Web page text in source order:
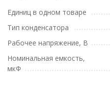
Единиц в одном товаре
Тип конденсатора
Рабочее напряжение, В
Номинальная емкость,
мкФ